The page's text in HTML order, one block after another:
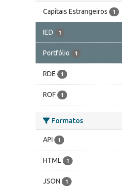
Capitais Estrangeiros 1
IED 1
Portfólio 1
RDE 1
ROF 1
Formatos
API 1
HTML 1
JSON 1